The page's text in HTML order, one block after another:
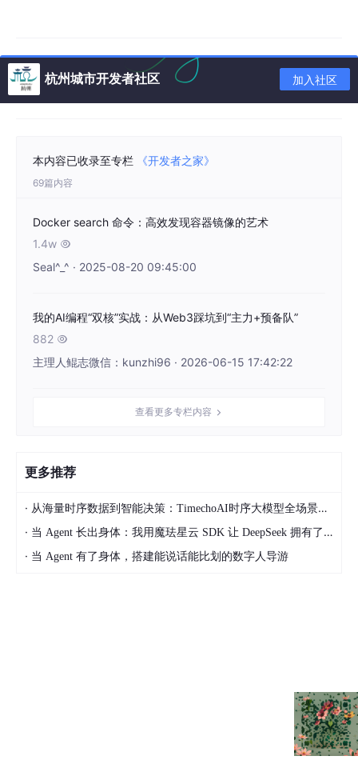
杭州城市开发者社区 加入社区
本内容已收录至专栏 《开发者之家》
69篇内容
Docker search 命令：高效发现容器镜像的艺术
1.4w 
Seal^_^ · 2025-08-20 09:45:00
我的AI编程“双核”实战：从Web3踩坑到“主力+预备队”
882 
主理人鲲志微信：kunzhi96 · 2026-06-15 17:42:22
查看更多专栏内容
更多推荐
· 从海量时序数据到智能决策：TimechoAI时序大模型全场景分析能力实战指南(2)
· 当 Agent 长出身体：我用魔珐星云 SDK 让 DeepSeek 拥有了 3D 具身交互躯体
· 当 Agent 有了身体，搭建能说话能比划的数字人导游